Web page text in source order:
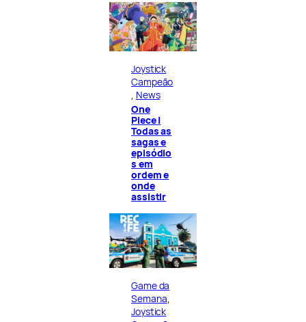
Joystick
Campeão
News
One
Piece |
Todas as
sagas e
episódio
s em
ordem e
onde
assistir
Game da
Semana
Joystick